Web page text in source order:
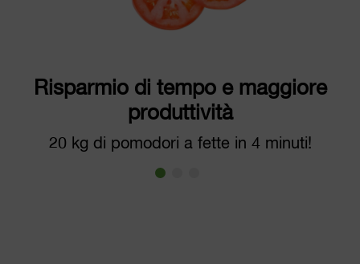
Risparmio di tempo e maggiore
produttività
20 kg di pomodori a fette in 4 minuti!